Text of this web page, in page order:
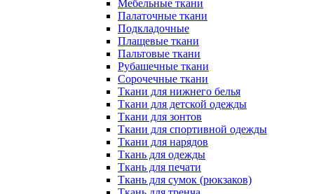
Мебельные ткани
Палаточные ткани
Подкладочные
Плащевые ткани
Пальтовые ткани
Рубашечные ткани
Сорочечные ткани
Ткани для нижнего белья
Ткани для детской одежды
Ткани для зонтов
Ткани для спортивной одежды
Ткани для нарядов
Ткань для одежды
Ткань для печати
Ткань для сумок (рюкзаков)